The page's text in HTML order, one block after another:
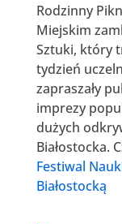
Rodzinny
Miejskim
Sztuki, który
tydzień
zapraszały
imprezy
dużych
Białostocka.
Festiwal
Białostocką